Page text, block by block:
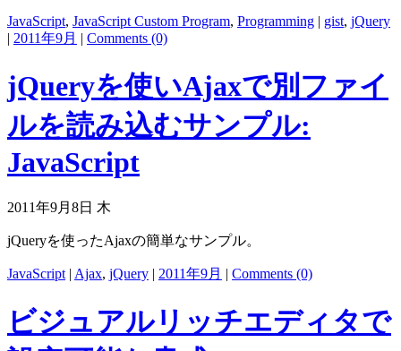
JavaScript, JavaScript Custom Program, Programming | gist, jQuery
| 2011年9月 | Comments (0)
jQueryを使いAjaxで別ファイ
ルを読み込むサンプル:
JavaScript
2011年9月8日 木
jQueryを使ったAjaxの簡単なサンプル。
JavaScript | Ajax, jQuery | 2011年9月 | Comments (0)
ビジュアルリッチエディタで